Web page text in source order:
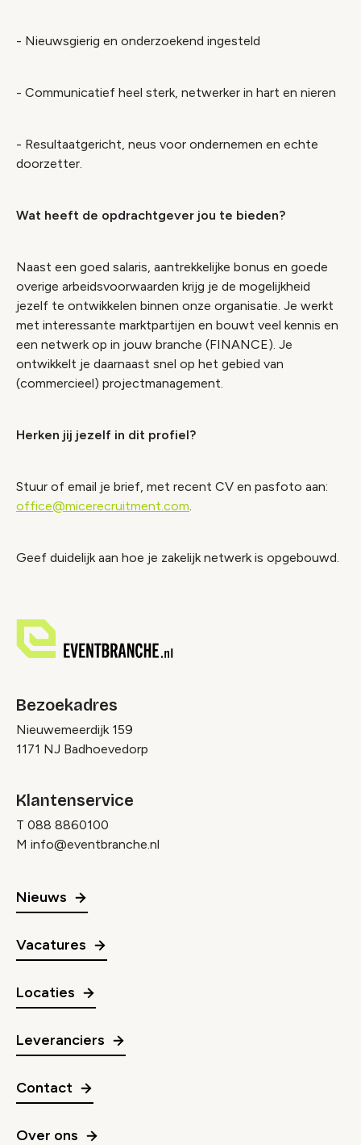
- Nieuwsgierig en onderzoekend ingesteld
- Communicatief heel sterk, netwerker in hart en nieren
- Resultaatgericht, neus voor ondernemen en echte
doorzetter.
Wat heeft de opdrachtgever jou te bieden?
Naast een goed salaris, aantrekkelijke bonus en goede
overige arbeidsvoorwaarden krijg je de mogelijkheid
jezelf te ontwikkelen binnen onze organisatie. Je werkt
met interessante marktpartijen en bouwt veel kennis en
een netwerk op in jouw branche (FINANCE). Je
ontwikkelt je daarnaast snel op het gebied van
(commercieel) projectmanagement.
Herken jij jezelf in dit profiel?
Stuur of email je brief, met recent CV en pasfoto aan:
office@micerecruitment.com.
Geef duidelijk aan hoe je zakelijk netwerk is opgebouwd.
Bezoekadres
Nieuwemeerdijk 159
1171 NJ Badhoevedorp
Klantenservice
T 088 8860100
M info@eventbranche.nl
Nieuws
Vacatures
Locaties
Leveranciers
Contact
Over ons